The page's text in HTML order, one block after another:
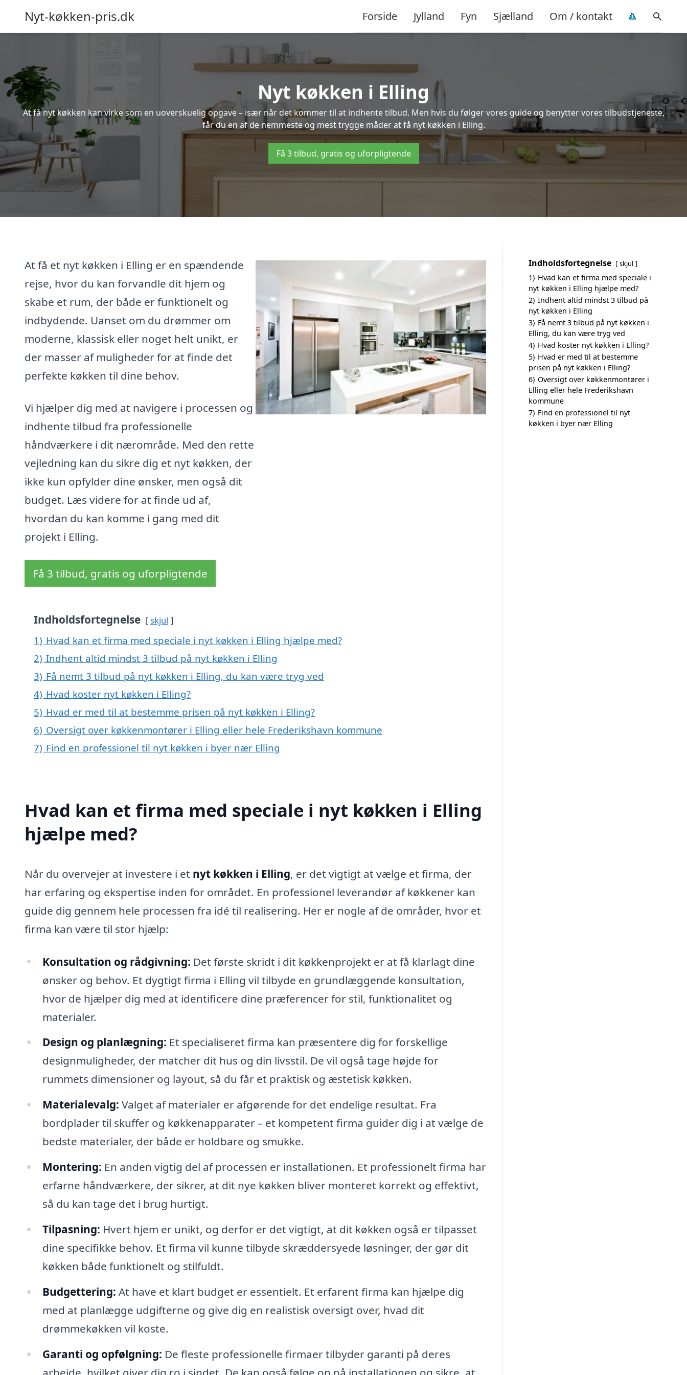
Nyt-køkken-pris.dk Forside Jylland Fyn Sjælland Om / kontakt
Nyt køkken i Elling
At få nyt køkken kan virke som en uoverskuelig opgave – især når det kommer til at indhente tilbud. Men hvis du følger vores guide og benytter vores tilbudstjeneste,
får du en af de nemmeste og mest trygge måder at få nyt køkken i Elling.
Få 3 tilbud, gratis og uforpligtende
At få et nyt køkken i Elling er en spændende
rejse, hvor du kan forvandle dit hjem og
skabe et rum, der både er funktionelt og
indbydende. Uanset om du drømmer om
moderne, klassisk eller noget helt unikt, er
der masser af muligheder for at finde det
perfekte køkken til dine behov.
Vi hjælper dig med at navigere i processen og
indhente tilbud fra professionelle
håndværkere i dit nærområde. Med den rette
vejledning kan du sikre dig et nyt køkken, der
ikke kun opfylder dine ønsker, men også dit
budget. Læs videre for at finde ud af,
hvordan du kan komme i gang med dit
projekt i Elling.
Få 3 tilbud, gratis og uforpligtende
Indholdsfortegnelse skjul
1) Hvad kan et firma med speciale i nyt køkken i Elling hjælpe med?
2) Indhent altid mindst 3 tilbud på nyt køkken i Elling
3) Få nemt 3 tilbud på nyt køkken i Elling, du kan være tryg ved
4) Hvad koster nyt køkken i Elling?
5) Hvad er med til at bestemme prisen på nyt køkken i Elling?
6) Oversigt over køkkenmontører i Elling eller hele Frederikshavn kommune
7) Find en professionel til nyt køkken i byer nær Elling
Hvad kan et firma med speciale i nyt køkken i Elling
hjælpe med?
Når du overvejer at investere i et nyt køkken i Elling, er det vigtigt at vælge et firma, der
har erfaring og ekspertise inden for området. En professionel leverandør af køkkener kan
guide dig gennem hele processen fra idé til realisering. Her er nogle af de områder, hvor et
firma kan være til stor hjælp:
Konsultation og rådgivning: Det første skridt i dit køkkenprojekt er at få klarlagt dine
ønsker og behov. Et dygtigt firma i Elling vil tilbyde en grundlæggende konsultation,
hvor de hjælper dig med at identificere dine præferencer for stil, funktionalitet og
materialer.
Design og planlægning: Et specialiseret firma kan præsentere dig for forskellige
designmuligheder, der matcher dit hus og din livsstil. De vil også tage højde for
rummets dimensioner og layout, så du får et praktisk og æstetisk køkken.
Materialevalg: Valget af materialer er afgørende for det endelige resultat. Fra
bordplader til skuffer og køkkenapparater – et kompetent firma guider dig i at vælge de
bedste materialer, der både er holdbare og smukke.
Montering: En anden vigtig del af processen er installationen. Et professionelt firma har
erfarne håndværkere, der sikrer, at dit nye køkken bliver monteret korrekt og effektivt,
så du kan tage det i brug hurtigt.
Tilpasning: Hvert hjem er unikt, og derfor er det vigtigt, at dit køkken også er tilpasset
dine specifikke behov. Et firma vil kunne tilbyde skræddersyede løsninger, der gør dit
køkken både funktionelt og stilfuldt.
Budgettering: At have et klart budget er essentielt. Et erfarent firma kan hjælpe dig
med at planlægge udgifterne og give dig en realistisk oversigt over, hvad dit
drømmekøkken vil koste.
Garanti og opfølgning: De fleste professionelle firmaer tilbyder garanti på deres
Indholdsfortegnelse skjul
1) Hvad kan et firma med speciale i
nyt køkken i Elling hjælpe med?
2) Indhent altid mindst 3 tilbud på
nyt køkken i Elling
3) Få nemt 3 tilbud på nyt køkken i
Elling, du kan være tryg ved
4) Hvad koster nyt køkken i Elling?
5) Hvad er med til at bestemme
prisen på nyt køkken i Elling?
6) Oversigt over køkkenmontører i
Elling eller hele Frederikshavn
kommune
7) Find en professionel til nyt
køkken i byer nær Elling